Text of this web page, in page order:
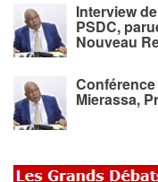
Interview
PSDC,
Nouveau
Mierassa,